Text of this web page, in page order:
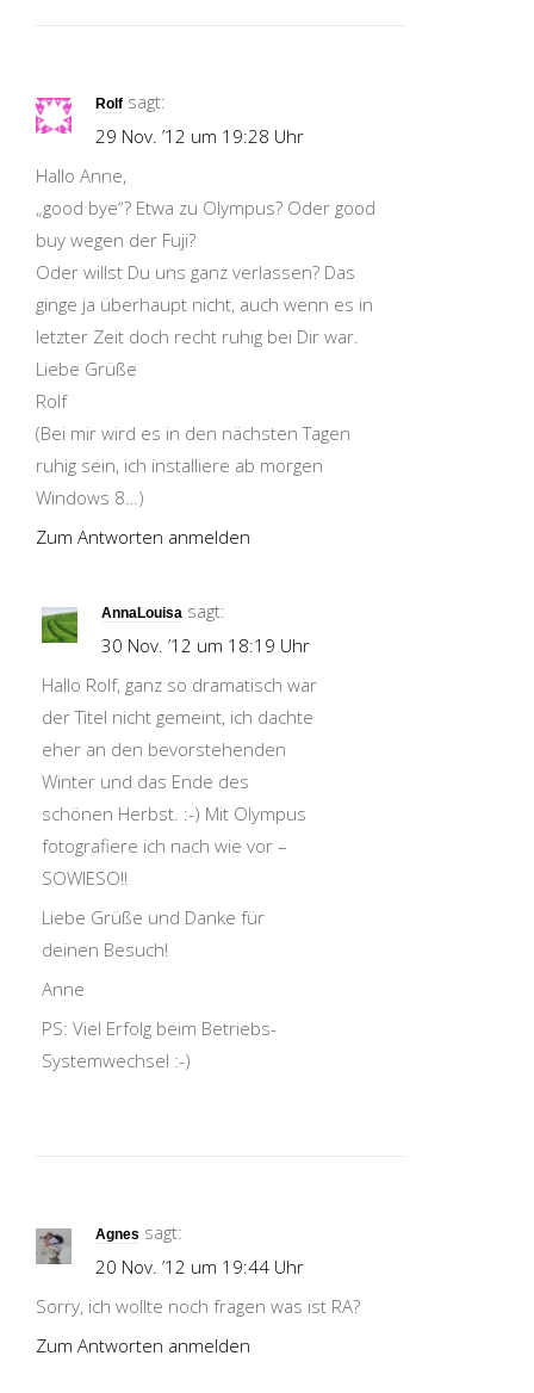
Rolf sagt:
29 Nov. ’12 um 19:28 Uhr
Hallo Anne,
„good bye“? Etwa zu Olympus? Oder good
buy wegen der Fuji?
Oder willst Du uns ganz verlassen? Das
ginge ja überhaupt nicht, auch wenn es in
letzter Zeit doch recht ruhig bei Dir war.
Liebe Grüße
Rolf
(Bei mir wird es in den nächsten Tagen
ruhig sein, ich installiere ab morgen
Windows 8…)
Zum Antworten anmelden
AnnaLouisa sagt:
30 Nov. ’12 um 18:19 Uhr
Hallo Rolf, ganz so dramatisch war
der Titel nicht gemeint, ich dachte
eher an den bevorstehenden
Winter und das Ende des
schönen Herbst. :-) Mit Olympus
fotografiere ich nach wie vor –
SOWIESO!!
Liebe Grüße und Danke für
deinen Besuch!
Anne
PS: Viel Erfolg beim Betriebs-
Systemwechsel :-)
Agnes sagt:
20 Nov. ’12 um 19:44 Uhr
Sorry, ich wollte noch fragen was ist RA?
Zum Antworten anmelden